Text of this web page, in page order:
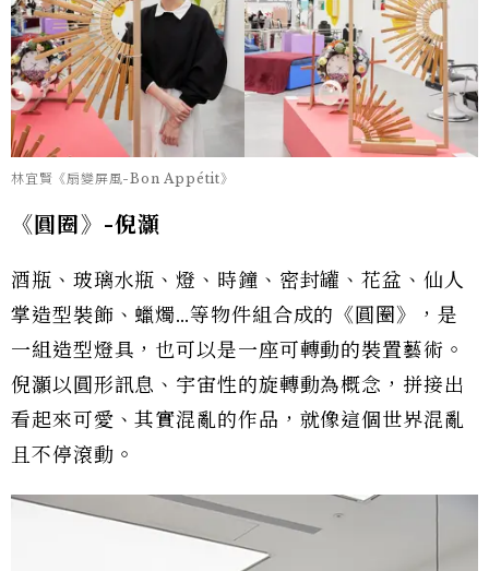
林宜賢《扇變屏風-Bon Appétit》
《圓圈》-倪灝
酒瓶、玻璃水瓶、燈、時鐘、密封罐、花盆、仙人
掌造型裝飾、蠟燭…等物件組合成的《圓圈》，是
一組造型燈具，也可以是一座可轉動的裝置藝術。
倪灝以圓形訊息、宇宙性的旋轉動為概念，拼接出
看起來可愛、其實混亂的作品，就像這個世界混亂
且不停滾動。